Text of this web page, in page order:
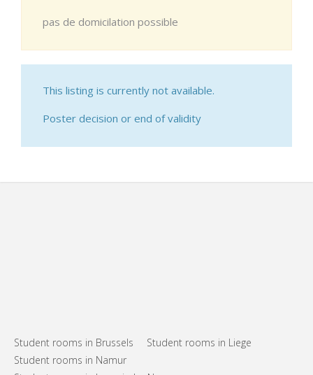
pas de domicilation possible
This listing is currently not available.
Poster decision or end of validity
Student rooms in Brussels
Student rooms in Liege
Student rooms in Namur